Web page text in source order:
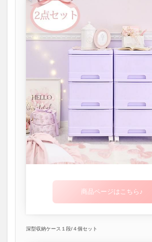
商品ページはこちら♪
深型収納ケース１段/４個セット